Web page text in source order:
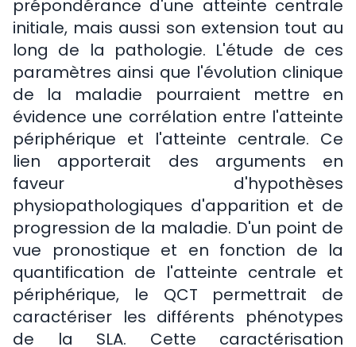
prépondérance d'une atteinte centrale
initiale, mais aussi son extension tout au
long de la pathologie. L'étude de ces
paramètres ainsi que l'évolution clinique
de la maladie pourraient mettre en
évidence une corrélation entre l'atteinte
périphérique et l'atteinte centrale. Ce
lien apporterait des arguments en
faveur d'hypothèses
physiopathologiques d'apparition et de
progression de la maladie. D'un point de
vue pronostique et en fonction de la
quantification de l'atteinte centrale et
périphérique, le QCT permettrait de
caractériser les différents phénotypes
de la SLA. Cette caractérisation